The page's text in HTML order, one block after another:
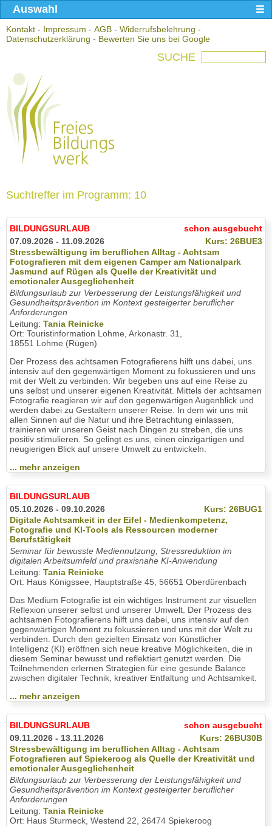
Kontakt - Impressum - AGB - Widerrufsbelehrung -
Datenschutzerklärung - Bewerten Sie uns bei Google
SUCHE
Suchtreffer im Programm: 10
BILDUNGSURLAUB
schon ausgebucht
07.09.2026 - 11.09.2026
Kurs: 26BUE3
Stressbewältigung im beruflichen Alltag - Achtsam
Fotografieren mit dem eigenen Camper am Nationalpark
Jasmund auf Rügen als Quelle der Kreativität und
emotionaler Ausgeglichenheit
Bildungsurlaub zur Verbesserung der Leistungsfähigkeit und
Gesundheitsprävention im Kontext gesteigerter beruflicher
Anforderungen
Leitung: Tania Reinicke
Ort: Touristinformation Lohme, Arkonastr. 31,
18551 Lohme (Rügen)
Der Prozess des achtsamen Fotografierens hilft uns dabei, uns
intensiv auf den gegenwärtigen Moment zu fokussieren und uns
mit der Welt zu verbinden. Wir begeben uns auf eine Reise zu
uns selbst und unserer eigenen Kreativität. Mittels der achtsamen
Fotografie reagieren wir auf den gegenwärtigen Augenblick und
werden dabei zu Gestaltern unserer Reise. In dem wir uns mit
allen Sinnen auf die Natur und ihre Betrachtung einlassen,
trainieren wir unseren Geist nach Dingen zu streben, die uns
positiv stimulieren. So gelingt es uns, einen einzigartigen und
neugierigen Blick auf unsere Umwelt zu entwickeln.
... mehr anzeigen
BILDUNGSURLAUB
05.10.2026 - 09.10.2026
Kurs: 26BUG1
Digitale Achtsamkeit in der Eifel - Medienkompetenz,
Fotografie und KI-Tools als Ressourcen moderner
Berufstätigkeit
Seminar für bewusste Mediennutzung, Stressreduktion im
digitalen Arbeitsumfeld und praxisnahe KI-Anwendung
Leitung: Tania Reinicke
Ort: Haus Königssee, Hauptstraße 45, 56651 Oberdürenbach
Das Medium Fotografie ist ein wichtiges Instrument zur visuellen
Reflexion unserer selbst und unserer Umwelt. Der Prozess des
achtsamen Fotografierens hilft uns dabei, uns intensiv auf den
gegenwärtigen Moment zu fokussieren und uns mit der Welt zu
verbinden. Durch den gezielten Einsatz von Künstlicher
Intelligenz (KI) eröffnen sich neue kreative Möglichkeiten, die in
diesem Seminar bewusst und reflektiert genutzt werden. Die
Teilnehmenden erlernen Strategien für eine gesunde Balance
zwischen digitaler Technik, kreativer Entfaltung und Achtsamkeit.
... mehr anzeigen
BILDUNGSURLAUB
schon ausgebucht
09.11.2026 - 13.11.2026
Kurs: 26BU30B
Stressbewältigung im beruflichen Alltag - Achtsam
Fotografieren auf Spiekeroog als Quelle der Kreativität und
emotionaler Ausgeglichenheit
Bildungsurlaub zur Verbesserung der Leistungsfähigkeit und
Gesundheitsprävention im Kontext gesteigerter beruflicher
Anforderungen
Leitung: Tania Reinicke
Ort: Haus Sturmeck, Westend 22, 26474 Spiekeroog
Auswahl